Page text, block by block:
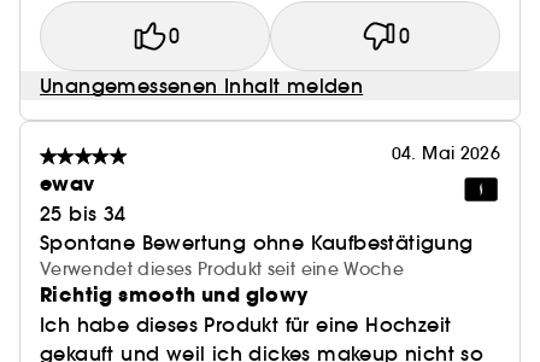
0 0
Unangemessenen Inhalt melden
04. Mai 2026
ewav
25 bis 34
Spontane Bewertung ohne Kaufbestätigung
Verwendet dieses Produkt seit eine Woche
Richtig smooth und glowy
Ich habe dieses Produkt für eine Hochzeit
gekauft und weil ich dickes makeup nicht so